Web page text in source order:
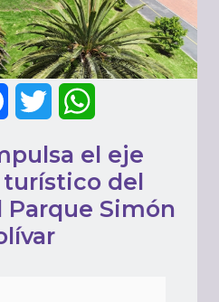
FacebookTwitter
el eje
del
Parque Simón